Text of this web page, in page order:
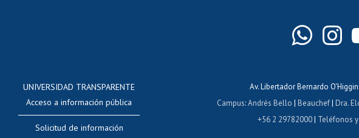
UNIVERSIDAD TRANSPARENTE
Acceso a información pública
Solicitud de información
Av. Libertador Bernardo
Campus:Andrés Bello | Beauchef| Dra.
+56 2 29782000| Teléfonos